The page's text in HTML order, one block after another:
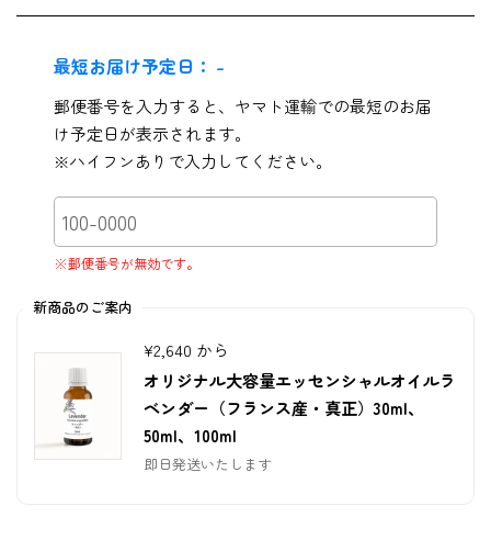
最短お届け予定日： -
郵便番号を入力すると、ヤマト運輸での最短のお届
け予定日が表示されます。
※ハイフンありで入力してください。
※郵便番号が無効です。
新商品のご案内
¥2,640 から
オリジナル大容量エッセンシャルオイルラ
ベンダー（フランス産・真正）30ml、
50ml、100ml
即日発送いたします